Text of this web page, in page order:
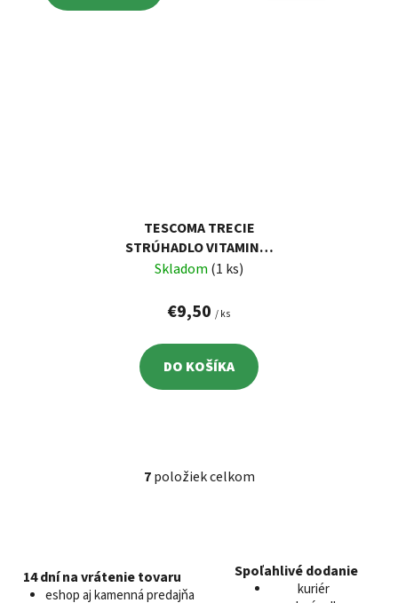
TESCOMA TRECIE
STRÚHADLO VITAMINO,
MULTIFUNKČNÉ
Skladom (1 ks)
€9,50 / ks
DO KOŠÍKA
O
7položiek celkom
14 dní na vrátenie tovaru
eshop aj kamenná predajňa
Spoľahlivé dodanie
kuriér